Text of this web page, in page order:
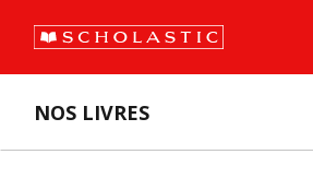
NOS LIVRES